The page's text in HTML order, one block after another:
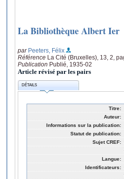
La Bibliothèque Albert Ier
par Peeters, Félix
Référence La Cité (Bruxelles), 13, 2,
Publication Publié, 1935-02
Article révisé par les pairs
DÉTAILS
Titre:
Auteur:
Informations sur la publication:
Statut de publication:
Sujet CREF:
Langue:
Identificateurs: